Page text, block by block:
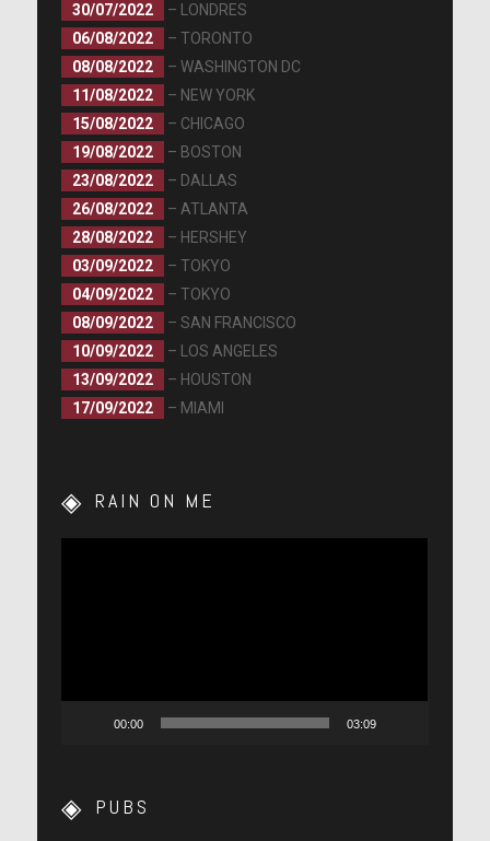
30/07/2022
– LONDRES
06/08/2022
– TORONTO
08/08/2022
– WASHINGTON DC
11/08/2022
– NEW YORK
15/08/2022
– CHICAGO
19/08/2022
– BOSTON
23/08/2022
– DALLAS
26/08/2022
– ATLANTA
28/08/2022
– HERSHEY
03/09/2022
– TOKYO
04/09/2022
– TOKYO
08/09/2022
– SAN FRANCISCO
10/09/2022
– LOS ANGELES
13/09/2022
– HOUSTON
17/09/2022
– MIAMI
RAIN ON ME
00:00 03:09
PUBS